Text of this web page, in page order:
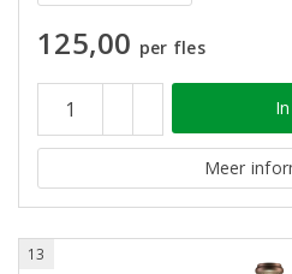
125,00 per fles
Meer
13